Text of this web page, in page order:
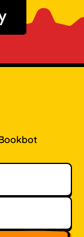
Google Play